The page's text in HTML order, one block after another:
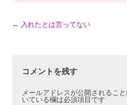
投
← 入れたとは言ってない
コメントを残す
メールアドレスが公開されること
いている欄は必須項目です